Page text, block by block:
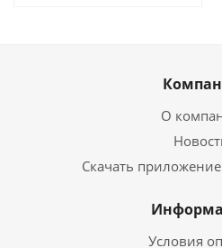
О
Скачать
Условия